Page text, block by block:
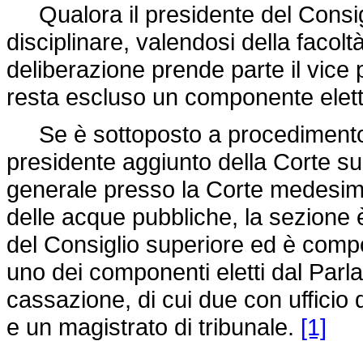
Qualora il presidente del
disciplinare, valendosi della
deliberazione prende parte il vice
resta escluso un componente
Se è sottoposto a
presidente aggiunto della Corte
generale presso la Corte
delle acque pubbliche, la
del Consiglio superiore ed è
uno dei componenti eletti dal
cassazione, di cui due con ufficio
e un magistrato di tribunale. [1]